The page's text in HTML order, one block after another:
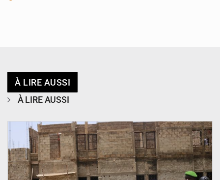
À LIRE AUSSI
À LIRE AUSSI